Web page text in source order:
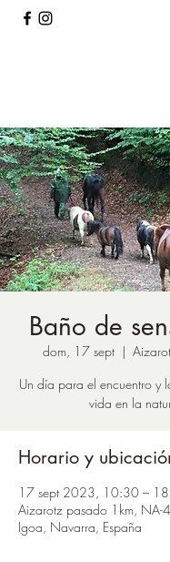
Baño de
dom, 17 sept
  |
Un día para el encuentro y
Horario y
17 sept 2023, 10:30 –
Aizarotz pasado 1km,
Igoa, Navarra, España